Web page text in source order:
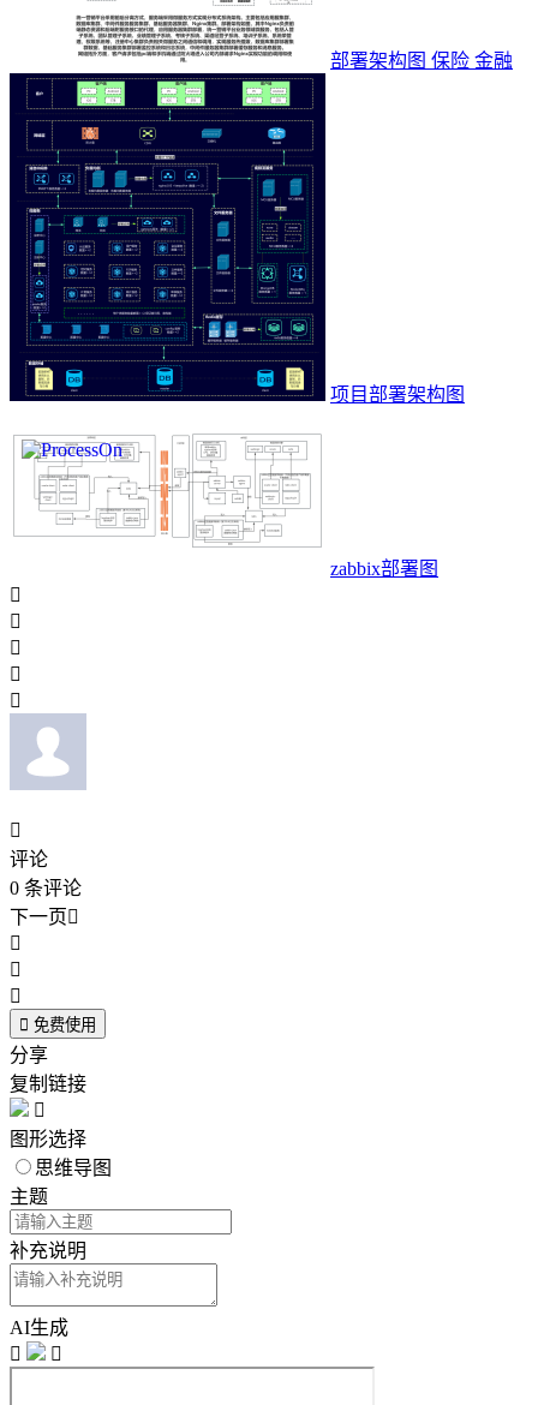
部署架构图 保险 金融
项目部署架构图
zabbix部署图






评论
0 条评论
下一页



 免费使用
分享
复制链接

图形选择
思维导图
主题
补充说明
AI生成

